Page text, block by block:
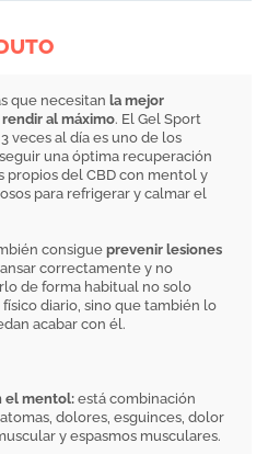
que necesitan la mejor
al máximo. El Gel Sport
veces al día es uno de los
una óptima recuperación
propios del CBD con mentol y
para refrigerar y calmar el
consigue prevenir lesiones
correctamente y no
de forma habitual no solo
diario, sino que también lo
acabar con él.
el mentol: está combinación
dolores, esguinces, dolor
y espasmos musculares.